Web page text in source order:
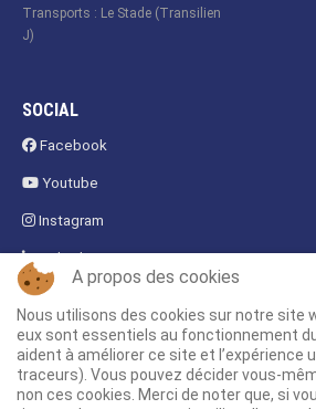
Transports : Le Stade (Transilien
J)
SOCIAL
Facebook
Youtube
Instagram
Linkedin
Fanzone
A propos des cookies
Nous utilisons des cookies sur notre site
eux sont essentiels au fonctionnement
aident à améliorer ce site et l’expérience
traceurs). Vous pouvez décider vous-
non ces cookies. Merci de noter que, si